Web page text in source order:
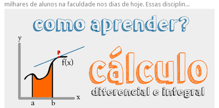
milhares de alunos na faculdade nos dias de hoje. Essas disciplin...